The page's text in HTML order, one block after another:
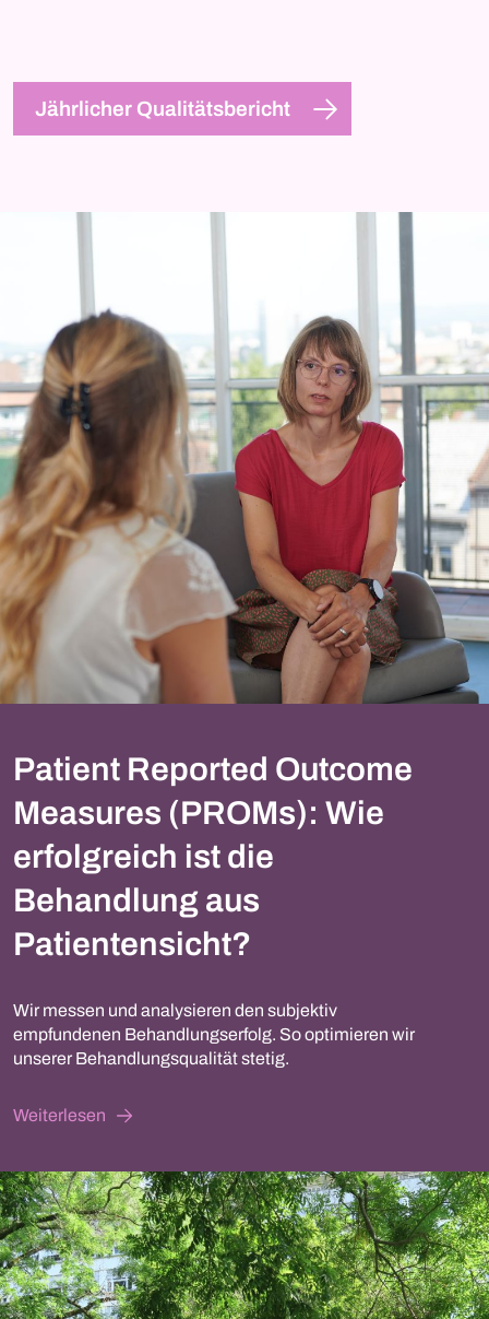
Jährlicher Qualitätsbericht
Patient Reported Outcome
Measures (PROMs): Wie
erfolgreich ist die
Behandlung aus
Patientensicht?
Wir messen und analysieren den subjektiv
empfundenen Behandlungserfolg. So optimieren wir
unserer Behandlungsqualität stetig.
Weiterlesen